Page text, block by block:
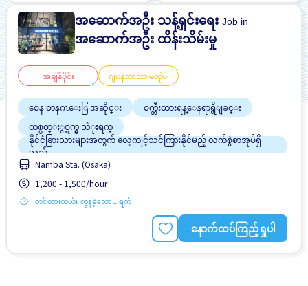
အဆောက်အဦး သန့်ရှင်းရေးJob in
အဆောက်အဦး ထိန်းသိမ်းမှု
အချိန်ပိုင်း ဂျပန်ဘာသာ မလိုပါ
စေန တနဂၤေႏြ အဆိုင္း
စက္ဘီးထားရန္ေနရာရွိျခင္း
တစ္ပတ္ႏွစ္ရက္မွ သံုးရက္
နိုင်ငံခြားသားများအတွက် လေ့ကျင့်သင်ကြားနိုင်မည့် လက်စွဲစာအုပ်ရှိ
သည်
ပရိုမိုးရွင္း
ဘူတာႏွင့္နီးေသာ
အချိန်ပြည့် အလုပ်လုပ်ခွင့်ရရန် အခွင့်အရေးရှိသည်
အမျိုးသမီး ပို၍လိုလားသည်
Namba Sta. (Osaka)
1,200 - 1,500/hour
တင်ထားတယ်။ လွန်ခဲ့သော 1 ရက်
နောက်ထပ်ကြည့်ရှုပါ